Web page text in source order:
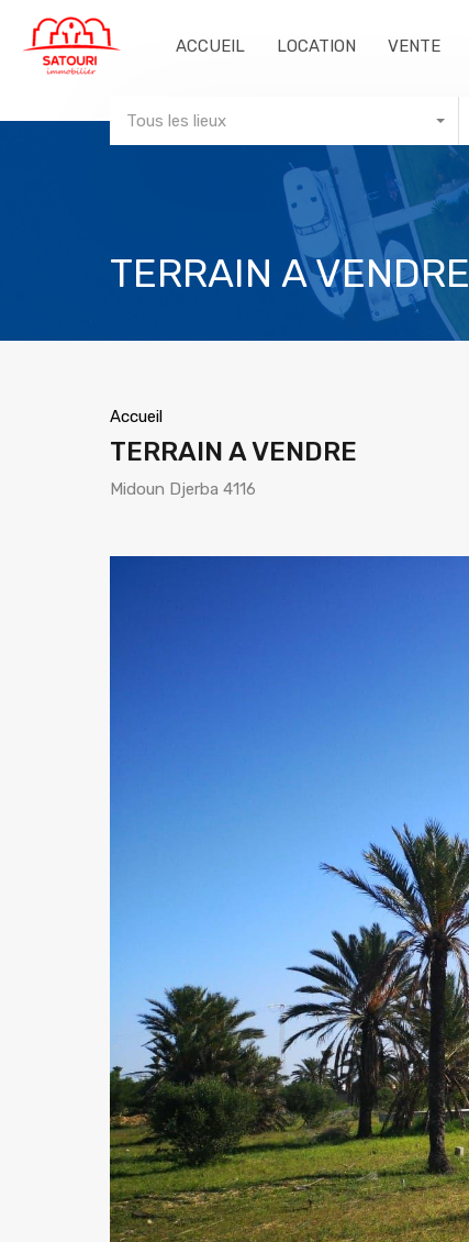
ACCUEIL LOCATION VENTE
Tous les lieux
TERRAIN A VENDRE
Accueil
TERRAIN A VENDRE
Midoun Djerba 4116